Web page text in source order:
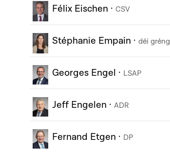
Félix Eischen · CSV
Stéphanie Empain · déi gréng
Georges Engel · LSAP
Jeff Engelen · ADR
Fernand Etgen · DP